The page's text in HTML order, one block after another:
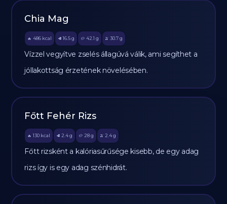
Chia Mag
🔥 486 kcal 🥩 16.5 g 🥔 42.1 g 🫒 30.7 g
Vízzel vegyítve zselés állagúvá válik, ami segíthet a
jóllakottság érzetének növelésében.
Főtt Fehér Rizs
🔥 130 kcal 🥩 2.4 g 🥔 28g 🫒 2.4 g
Főtt rizsként a kalóriasűrűsége kisebb, de egy adag
rizs így is egy adag szénhidrát.